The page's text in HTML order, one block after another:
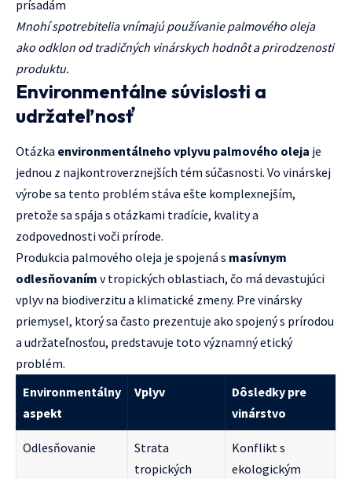
prísadám
Mnohí spotrebitelia vnímajú používanie palmového oleja
ako odklon od tradičných vinárskych hodnôt a prirodzenosti
produktu.
Environmentálne súvislosti a
udržateľnosť
Otázka environmentálneho vplyvu palmového oleja je
jednou z najkontroverznejších tém súčasnosti. Vo vinárskej
výrobe sa tento problém stáva ešte komplexnejším,
pretože sa spája s otázkami tradície, kvality a
zodpovednosti voči prírode.
Produkcia palmového oleja je spojená s masívnym
odlesňovaním v tropických oblastiach, čo má devastujúci
vplyv na biodiverzitu a klimatické zmeny. Pre vinársky
priemysel, ktorý sa často prezentuje ako spojený s prírodou
a udržateľnosťou, predstavuje toto významný etický
problém.
Environmentálny
aspekt
Vplyv
Dôsledky pre
vinárstvo
Odlesňovanie
Strata
tropických
Konflikt s
ekologickým